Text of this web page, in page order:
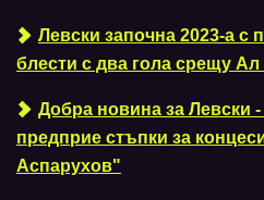
Левски започна 2023-а с
блести с два гола срещу
Добра новина за Левски
предприе стъпки за
Аспарухов"